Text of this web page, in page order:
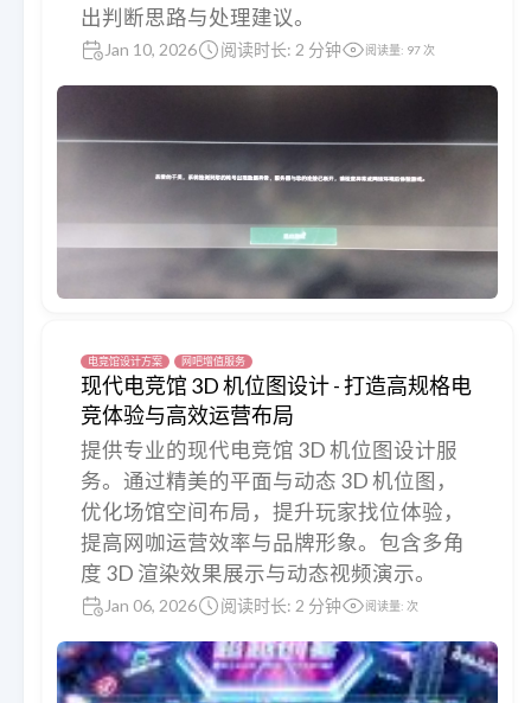
出判断思路与处理建议。
Jan 10, 2026 阅读时长: 2 分钟 阅读量: 97 次
电竞馆设计方案 网吧增值服务
现代电竞馆 3D 机位图设计 - 打造高规格电
竞体验与高效运营布局
提供专业的现代电竞馆 3D 机位图设计服
务。通过精美的平面与动态 3D 机位图，
优化场馆空间布局，提升玩家找位体验，
提高网咖运营效率与品牌形象。包含多角
度 3D 渲染效果展示与动态视频演示。
Jan 06, 2026 阅读时长: 2 分钟 阅读量: 次